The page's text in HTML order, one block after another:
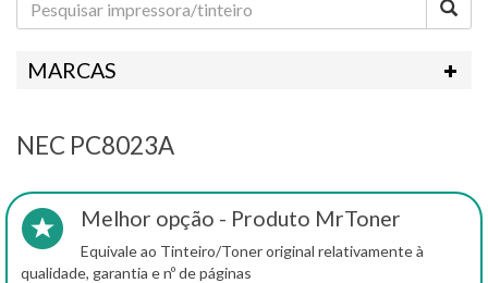
a
v
g
MARCAS
NEC PC8023A
Melhor opção - Produto MrToner
Equivale ao Tinteiro/Toner original relativamente à
qualidade, garantia e nº de páginas